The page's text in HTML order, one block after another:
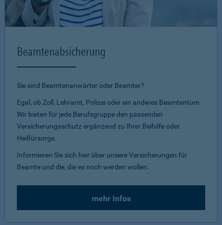
Beamtenabsicherung
Sie sind Beamtenanwärter oder Beamter?
Egal, ob Zoll, Lehramt, Polizei oder ein anderes Beamtentum:
Wir bieten für jede Berufsgruppe den passenden
Versicherungsschutz ergänzend zu Ihrer Beihilfe oder
Heilfürsorge.
Informieren Sie sich hier über unsere Versicherungen für
Beamte und die, die es noch werden wollen.
mehr Infos